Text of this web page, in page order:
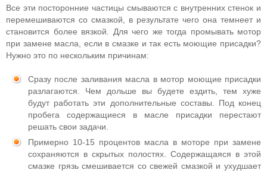
Все эти посторонние частицы смываются с внутренних стенок и
перемешиваются со смазкой, в результате чего она темнеет и
становится более вязкой. Для чего же тогда промывать мотор
при замене масла, если в смазке и так есть моющие присадки?
Нужно это по нескольким причинам:
Сразу после заливания масла в мотор моющие присадки
разлагаются. Чем дольше вы будете ездить, тем хуже
будут работать эти дополнительные составы. Под конец
пробега содержащиеся в масле присадки перестают
решать свои задачи.
Примерно 10-15 процентов масла в моторе при замене
сохраняются в скрытых полостях. Содержащаяся в этой
смазке грязь смешивается со свежей смазкой и ухудшает